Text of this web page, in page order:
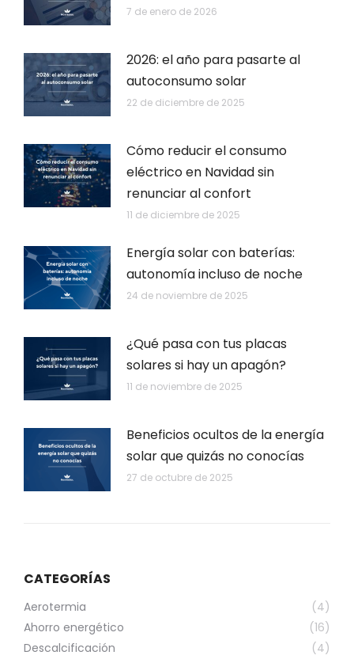
7 de enero de 2026
2026: el año para pasarte al
autoconsumo solar
22 de diciembre de 2025
Cómo reducir el consumo
eléctrico en Navidad sin
renunciar al confort
11 de diciembre de 2025
Energía solar con baterías:
autonomía incluso de noche
24 de noviembre de 2025
¿Qué pasa con tus placas
solares si hay un apagón?
11 de noviembre de 2025
Beneficios ocultos de la energía
solar que quizás no conocías
27 de octubre de 2025
CATEGORÍAS
Aerotermia
(4)
Ahorro energético
(16)
Descalcificación
(4)